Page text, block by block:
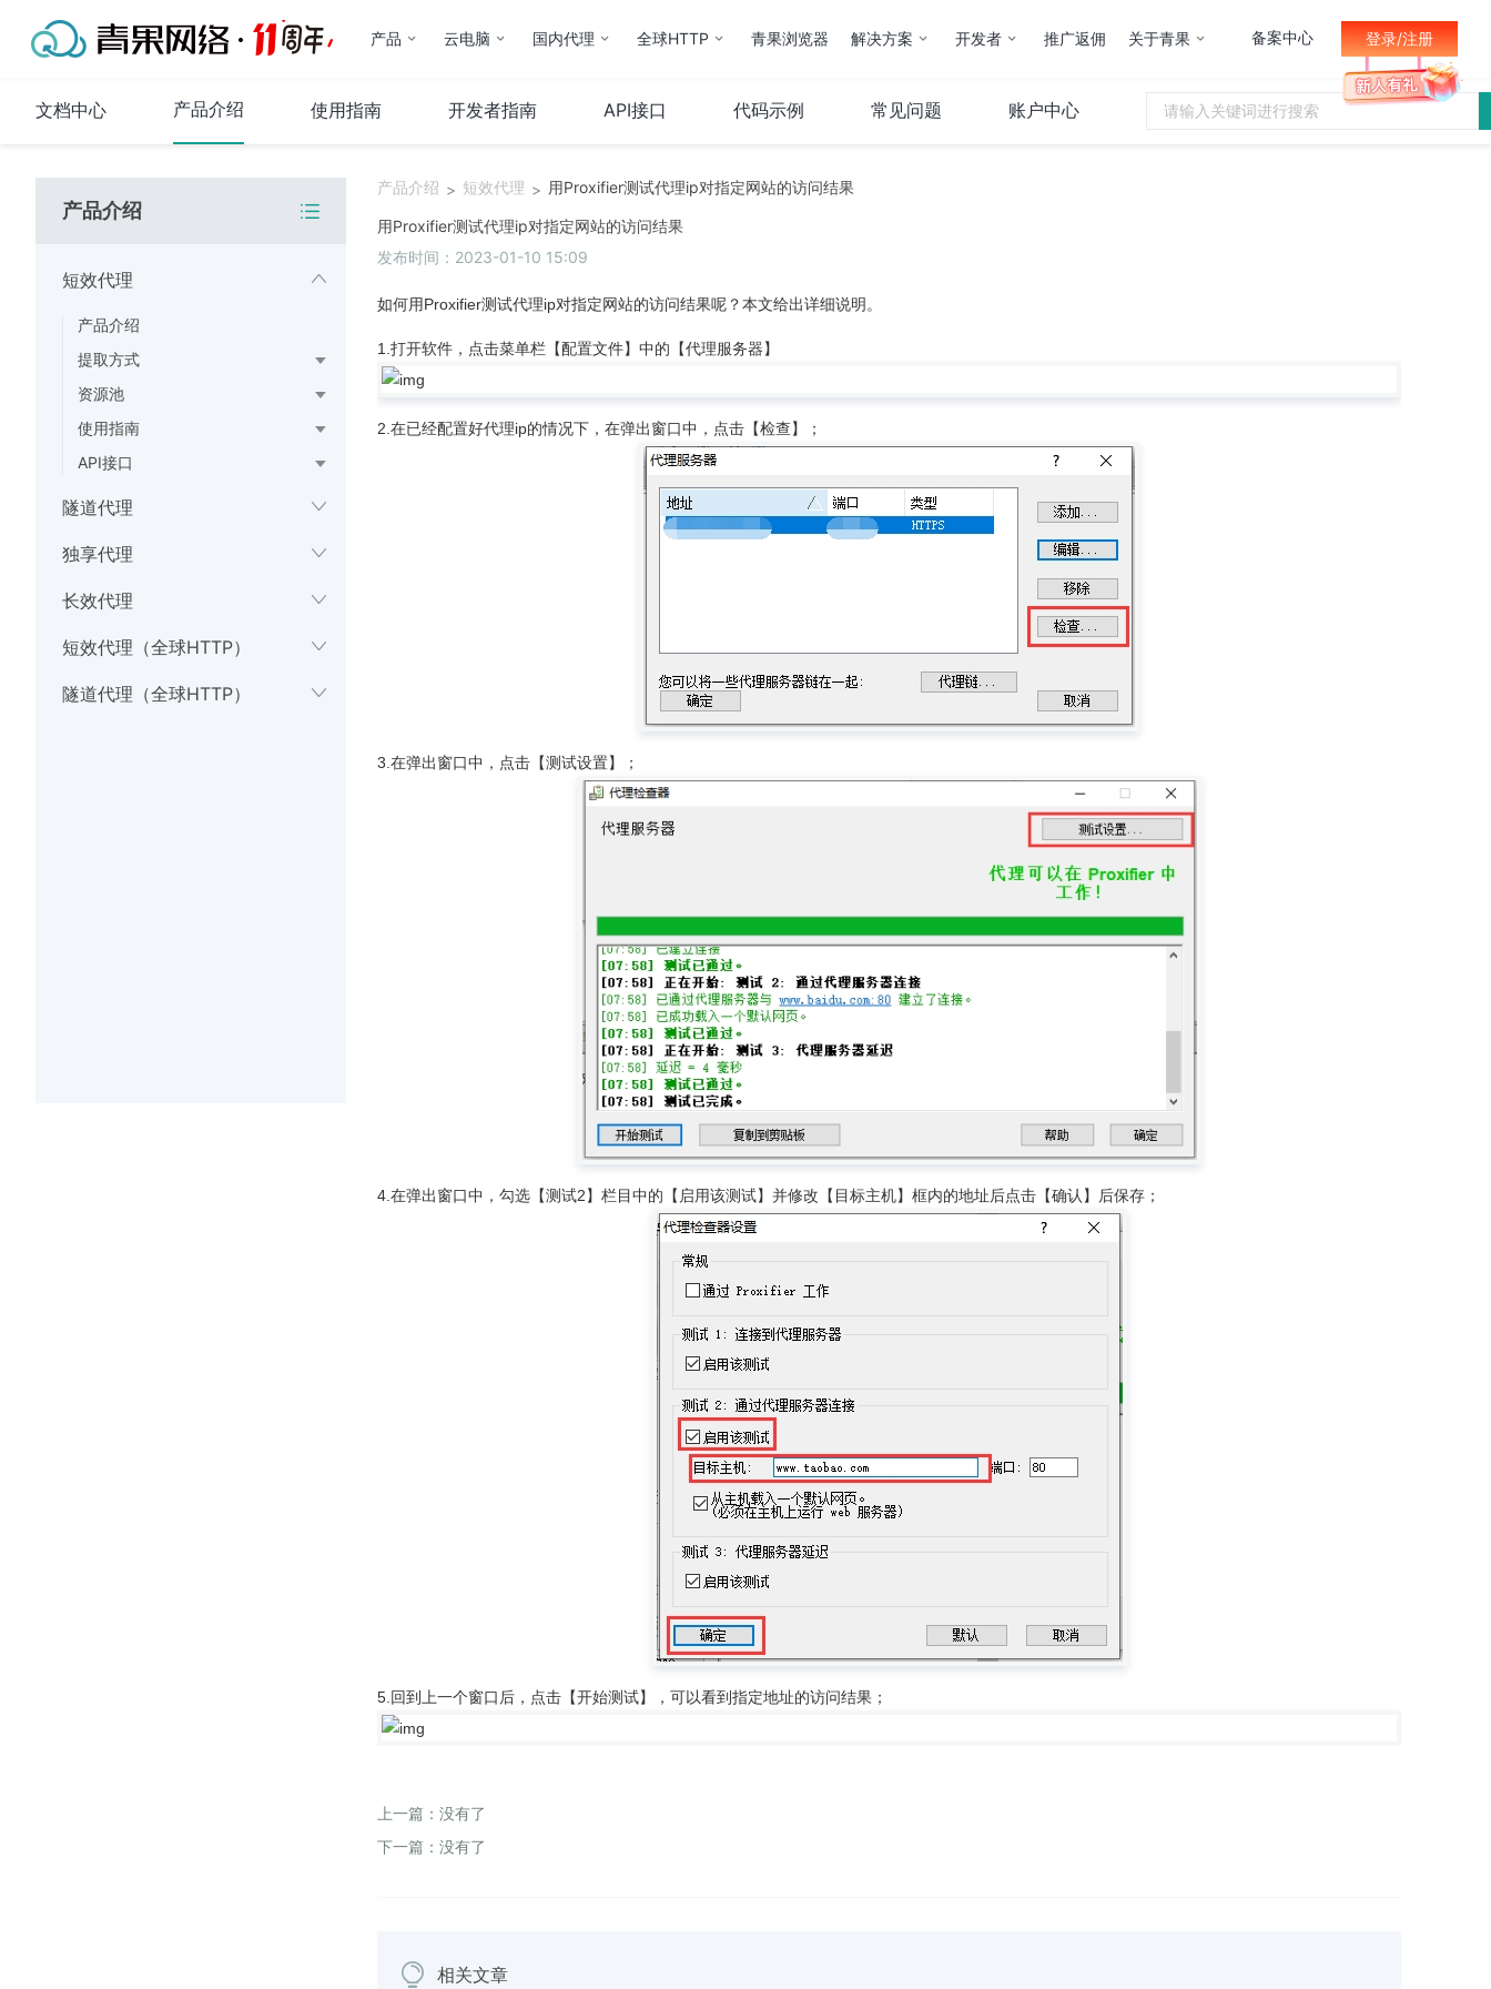
产品 云电脑 国内代理 全球HTTP 青果浏览器 解决方案 开发者 推广返佣 关于青果 备案中心 登录/注册
文档中心 产品介绍 使用指南 开发者指南 API接口 代码示例 常见问题 账户中心
产品介绍 短效代理
产品介绍
提取方式
使用指南
API接口
隧道代理
使用指南
短效代理（全球HTTP）
产品介绍
提取方式
隧道代理（全球HTTP）
产品介绍
资源池
短效代理
产品介绍
提取方式
资源池
使用指南
API接口
隧道代理
独享代理
长效代理
短效代理（全球HTTP）
隧道代理（全球HTTP）
产品介绍 > 短效代理 > 用Proxifier测试代理ip对指定网站的访问结果
用Proxifier测试代理ip对指定网站的访问结果
发布时间：2023-01-10 15:09
如何用Proxifier测试代理ip对指定网站的访问结果呢？本文给出详细说明。
1.打开软件，点击菜单栏【配置文件】中的【代理服务器】
2.在已经配置好代理ip的情况下，在弹出窗口中，点击【检查】；
3.在弹出窗口中，点击【测试设置】；
4.在弹出窗口中，勾选【测试2】栏目中的【启用该测试】并修改【目标主机】框内的地址后点击【确认】后保存；
5.回到上一个窗口后，点击【开始测试】，可以看到指定地址的访问结果；
上一篇：没有了
下一篇：没有了
相关文章